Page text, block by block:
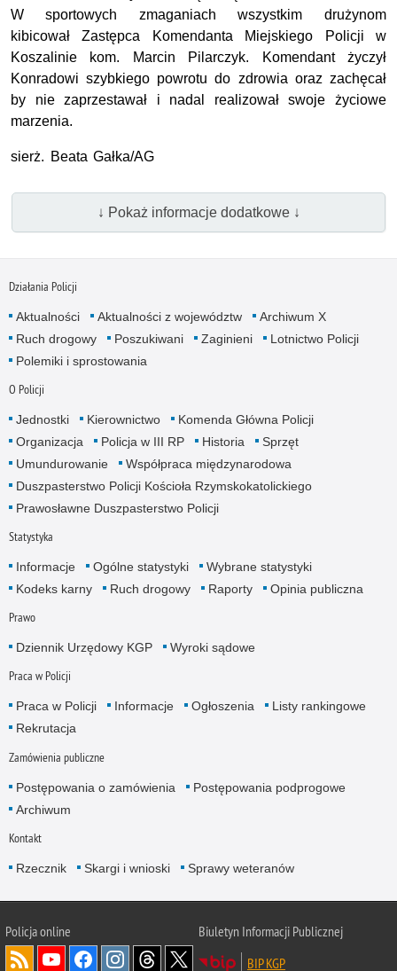
W sportowych zmaganiach wszystkim drużynom
kibicował Zastępca Komendanta Miejskiego Policji w
Koszalinie kom. Marcin Pilarczyk. Komendant życzył
Konradowi szybkiego powrotu do zdrowia oraz zachęcał
by nie zaprzestawał i nadal realizował swoje życiowe
marzenia.
sierż. Beata Gałka/AG
↓ Pokaż informacje dodatkowe ↓
Działania Policji
Aktualności Aktualności z województw
Archiwum X
Ruch drogowy
Poszukiwani Zaginieni
Lotnictwo Policji
Polemiki i sprostowania
O Policji
Jednostki Kierownictwo
Komenda Główna Policji
Organizacja
Policja w III RP Historia
Sprzęt
Umundurowanie
Współpraca międzynarodowa
Duszpasterstwo Policji Kościoła Rzymskokatolickiego
Prawosławne Duszpasterstwo Policji
Statystyka
Informacje Ogólne statystyki
Wybrane statystyki
Kodeks karny
Ruch drogowy Raporty Opinia publiczna
Prawo
Dziennik Urzędowy KGP Wyroki sądowe
Praca w Policji
Praca w Policji Informacje Ogłoszenia
Listy rankingowe
Rekrutacja
Zamówienia publiczne
Postępowania o zamówienia
Postępowania podprogowe
Archiwum
Kontakt
Rzecznik Skargi i wnioski Sprawy weteranów
Policjaonline
Biuletyn Informacji Publicznej
BIP KGP